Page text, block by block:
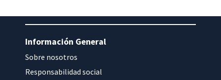
Información General
Sobre nosotros
Responsabilidad social